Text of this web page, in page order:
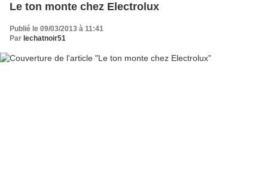
Le ton monte chez Electrolux
Publié le 09/03/2013 à 11:41
Par lechatnoir51